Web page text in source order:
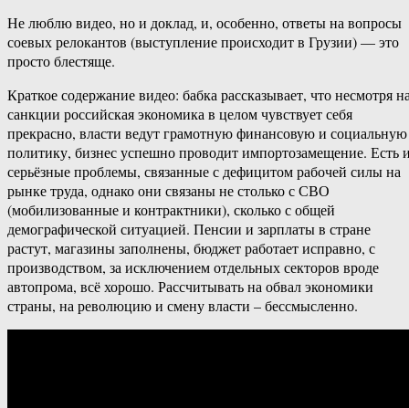
Не люблю видео, но и доклад, и, особенно, ответы на вопросы
соевых релокантов (выступление происходит в Грузии) — это
просто блестяще.
Краткое содержание видео: бабка рассказывает, что несмотря
санкции российская экономика в целом чувствует себя
прекрасно, власти ведут грамотную финансовую и социальную
политику, бизнес успешно проводит импортозамещение. Есть
серьёзные проблемы, связанные с дефицитом рабочей силы на
рынке труда, однако они связаны не столько с СВО
(мобилизованные и контрактники), сколько с общей
демографической ситуацией. Пенсии и зарплаты в стране
растут, магазины заполнены, бюджет работает исправно, с
производством, за исключением отдельных секторов вроде
автопрома, всё хорошо. Рассчитывать на обвал экономики
страны, на революцию и смену власти – бессмысленно.